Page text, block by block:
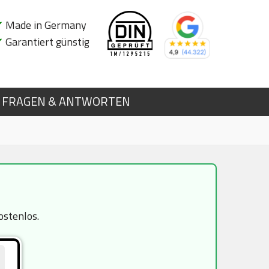
Made in Germany
Garantiert günstig
FRAGEN & ANTWORTEN